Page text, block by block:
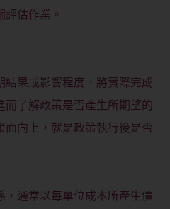
估作業。
結果或影響程度，將實際完成
而了解政策是否產生所期望的
面向上，就是政策執行後是否
，通常以每單位成本所產生價